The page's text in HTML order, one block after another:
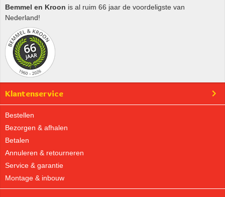
Bemmel en Kroon is al ruim 66 jaar de voordeligste van
Nederland!
Klantenservice
Bestellen
Bezorgen & afhalen
Betalen
Annuleren & retourneren
Service & garantie
Montage & inbouw